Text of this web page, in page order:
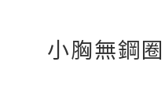
小胸無鋼